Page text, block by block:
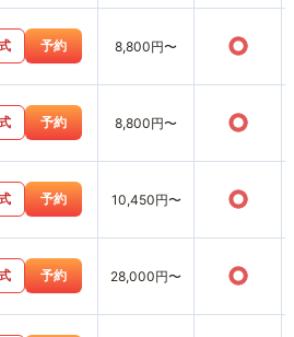
予約 8,800円〜 ○
予約 8,800円〜 ○
予約 10,450円〜 ○
予約 28,000円〜 ○